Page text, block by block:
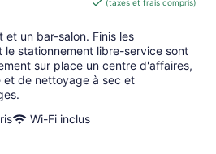
de 112 $ CA
par
nuit
(taxes et frais compris)
un bar-salon. Finis les
le stationnement libre-service sont
sur place un centre d'affaires,
de nettoyage à sec et
Wi-Fi inclus